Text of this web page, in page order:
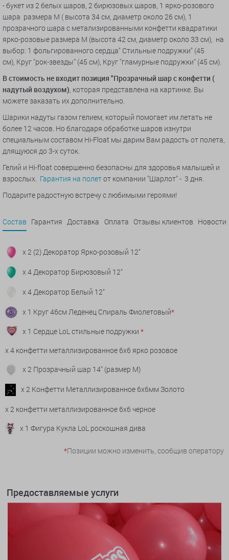
- букет из 2 белых шаров, 2 бирюзовых шаров, 1 ярко-розового
шара размера М ( высота 34 см, диаметр около 26 см), 1
прозрачного шара с метализированными конфетти квадратики
ярко-розовые размера М (высота 42 см, диаметр около 33 см), на
выбор: 1 фольгированного сердца" Стильные подружки" (45
см), Круг ''рок-звезды'' (45 см), Круг ''гламурные подружки'' (45 см).
В стоимость не входит позиция "Прозрачный шар с конфетти (
надутый воздухом), которая представлена на картинке. Вы
можете заказать их дополнительно.
Шарики надуты газом гелием, который помогает им летать не
более 12 часов. Но благодаря обработке шаров изнутри
специальным составом Hi-Float мы дарим Вам радость от полета,
длящуюся до 3-х суток.
Гелий и Hi-float совершенно безопасны для здоровья малышей и
взрослых. Гарантия на полетот компании "Шарлот" - 3 дня.
Подарите радостную встречу с любимыми героями!
Состав Гарантия Доставка Оплата Отзывы клиентов Новости
x 2 (2) Декоратор Ярко-розовый 12"
x 4 Декоратор Бирюзовый 12"
x 4 Декоратор Белый 12"
x 1 Круг 46см Леденец Спираль Фиолетовый*
x 1 Сердце LoL стильные подружки *
x 4 конфетти металлизированное 6х6 ярко розовое
x 2 Прозрачный шар 14" (размер М)
x 2 Конфетти Металлизированное 6х6мм Золото
x 2 конфетти металлизированное 6х6 черное
x 1 Фигура Кукла LoL роскошная дива
*Позиции можно изменить, сообщив оператору
Предоставляемые услуги